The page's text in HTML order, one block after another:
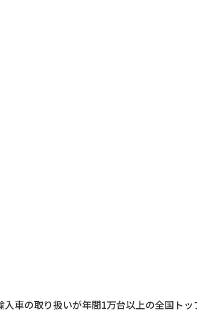
車の取り扱いが年間1万台以上の全国トッ